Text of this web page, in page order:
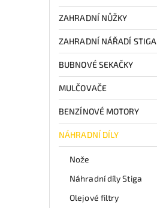
ZAHRADNÍ NŮŽKY
ZAHRADNÍ NÁŘADÍ STIGA
BUBNOVÉ SEKAČKY
MULČOVAČE
BENZÍNOVÉ MOTORY
NÁHRADNÍ DÍLY
Nože
Náhradní díly Stiga
Olejové filtry